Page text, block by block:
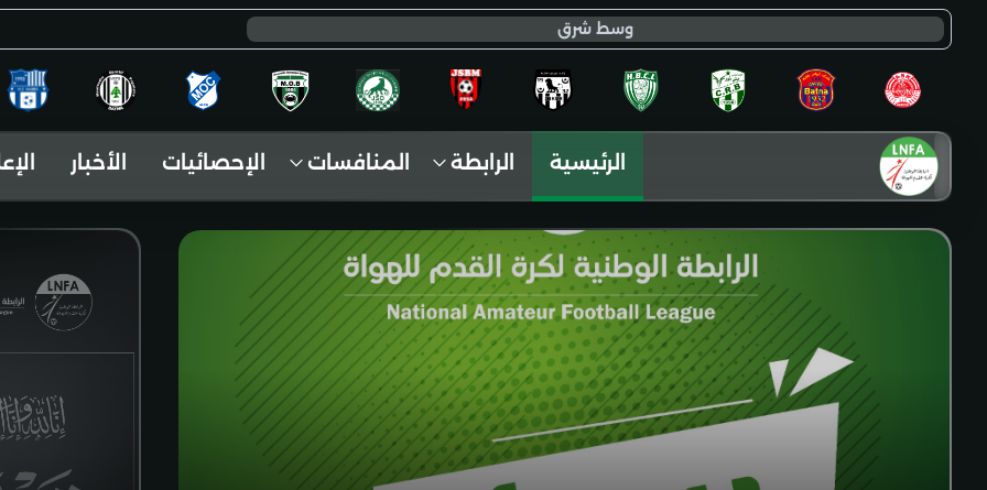
وسط شرق
الرئيسية الرابطة المنافسات الإحصائيات الأخبار